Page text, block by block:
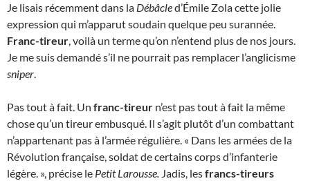
Je lisais récemment dans la Débâcled’Émile Zola cette jolie
expression qui m’apparut soudain quelque peu surannée.
Franc-tireur, voilà un terme qu’on n’entend plus de nos jours.
Je me suis demandé s’il ne pourrait pas remplacer l’anglicisme
sniper.
Pas tout à fait. Un franc-tireur n’est pas tout à fait la même
chose qu’un tireur embusqué. Il s’agit plutôt d’un combattant
n’appartenant pas à l’armée régulière. « Dans les armées de la
Révolution française, soldat de certains corps d’infanterie
légère. », précise le Petit Larousse. Jadis, lesfrancs-tireurs